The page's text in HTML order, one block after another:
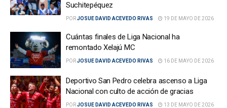
Suchitepéquez
PORJOSUE DAVID ACEVEDO RIVAS 19 DE MAYO DE 2026
Cuántas finales de Liga Nacional ha
remontado Xelajú MC
PORJOSUE DAVID ACEVEDO RIVAS 16 DE MAYO DE 2026
Deportivo San Pedro celebra ascenso a Liga
Nacional con culto de acción de gracias
PORJOSUE DAVID ACEVEDO RIVAS 13 DE MAYO DE 2026